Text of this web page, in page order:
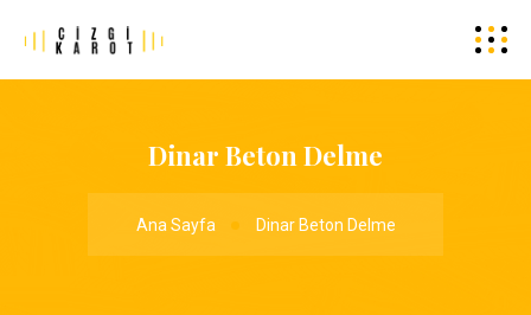
Dinar Beton Delme
Ana Sayfa Dinar Beton Delme